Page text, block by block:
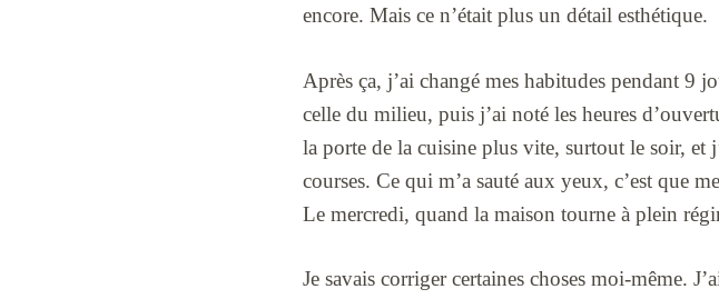
encore. Mais ce n’était plus un détail esthétique.
Après ça, j’ai changé mes habitudes pendant 9
celle du milieu, puis j’ai noté les heures
la porte de la cuisine plus vite, surtout le soir, et
courses. Ce qui m’a sauté aux yeux, c’est que
Le mercredi, quand la maison tourne à plein
Je savais corriger certaines choses moi-même.